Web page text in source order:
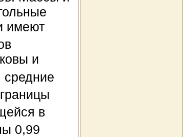
имеют
и
средние
в
0,99